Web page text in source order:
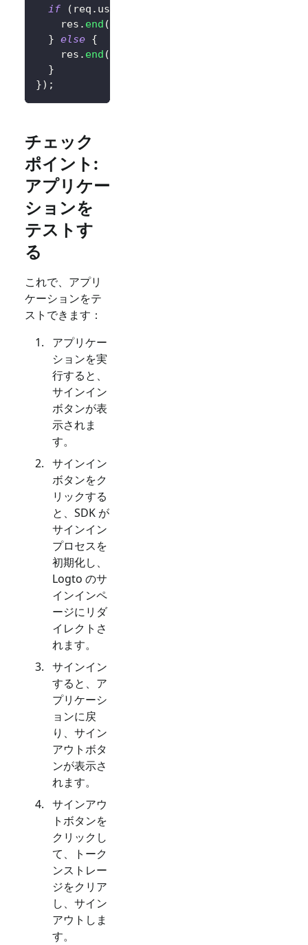
if ( req . user
    res
. end (
} else {
    res
. end (
}
}) ;
チェック
ポイント:
アプリケー
ションを
テストす
る
これで、アプリ
ケーションをテ
ストできます：
アプリケー
ションを実
行すると、
サインイン
ボタンが表
示されま
す。
サインイン
ボタンをク
リックする
と、SDK が
サインイン
プロセスを
初期化し、
Logto のサ
インインペ
ージにリダ
イレクトさ
れます。
サインイン
すると、ア
プリケーシ
ョンに戻
り、サイン
アウトボタ
ンが表示さ
れます。
サインアウ
トボタンを
クリックし
て、トーク
ンストレー
ジをクリア
し、サイン
アウトしま
す。